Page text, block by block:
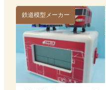
鉄道模型メーカー